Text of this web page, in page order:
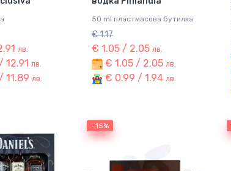
лв.
лв.
11.89 лв.
50 ml пластмасова бутилка
€ 1.17
€ 1.05 / 2.05лв.
€ 1.05 / 2.05лв.
€ 0.99 / 1.94лв.
-15%
-15%